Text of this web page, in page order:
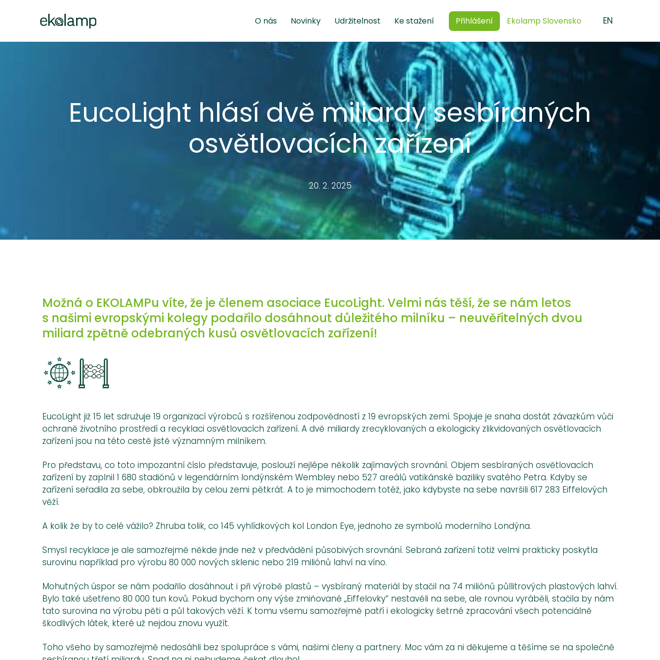
O nás Novinky Udržitelnost Ke stažení Přihlášení Ekolamp Slovensko CZ
EN
EucoLight hlásí dvě miliardy sesbíraných
osvětlovacích zařízení
20. 2. 2025
Možná o EKOLAMPu víte, že je členem asociace EucoLight. Velmi nás těší, že se nám letos
s našimi evropskými kolegy podařilo dosáhnout důležitého milníku – neuvěřitelných dvou
miliard zpětně odebraných kusů osvětlovacích zařízení!
EucoLight již 15 let sdružuje 19 organizací výrobců s rozšířenou zodpovědností z 19 evropských zemí. Spojuje je snaha dostát závazkům vůči
ochraně životního prostředí a recyklaci osvětlovacích zařízení. A dvě miliardy zrecyklovaných a ekologicky zlikvidovaných osvětlovacích
zařízení jsou na této cestě jistě významným milníkem.
Pro představu, co toto impozantní číslo představuje, poslouží nejlépe několik zajímavých srovnání. Objem sesbíraných osvětlovacích
zařízení by zaplnil 1 680 stadiónů v legendárním londýnském Wembley nebo 527 areálů vatikánské baziliky svatého Petra. Kdyby se
zařízení seřadila za sebe, obkroužila by celou zemi pětkrát. A to je mimochodem totéž, jako kdybyste na sebe navršili 617 283 Eiffelových
věží.
A kolik že by to celé vážilo? Zhruba tolik, co 145 vyhlídkových kol London Eye, jednoho ze symbolů moderního Londýna.
Smysl recyklace je ale samozřejmě někde jinde než v předvádění působivých srovnání. Sebraná zařízení totiž velmi prakticky poskytla
surovinu například pro výrobu 80 000 nových sklenic nebo 219 miliónů lahví na víno.
Mohutných úspor se nám podařilo dosáhnout i při výrobě plastů – vysbíraný materiál by stačil na 74 miliónů půllitrových plastových lahví.
Bylo také ušetřeno 80 000 tun kovů. Pokud bychom ony výše zmiňované „Eiffelovky“ nestavěli na sebe, ale rovnou vyráběli, stačila by nám
tato surovina na výrobu pěti a půl takových věží. K tomu všemu samozřejmě patří i ekologicky šetrné zpracování všech potenciálně
škodlivých látek, které už nejdou znovu využít.
Toho všeho by samozřejmě nedosáhli bez spolupráce s vámi, našimi členy a partnery. Moc vám za ni děkujeme a těšíme se na společně